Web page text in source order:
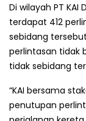
Di wilayah PT
terdapat 412
sebidang
perlintasan tidak
tidak sebidang
“KAI bersama
penutupan